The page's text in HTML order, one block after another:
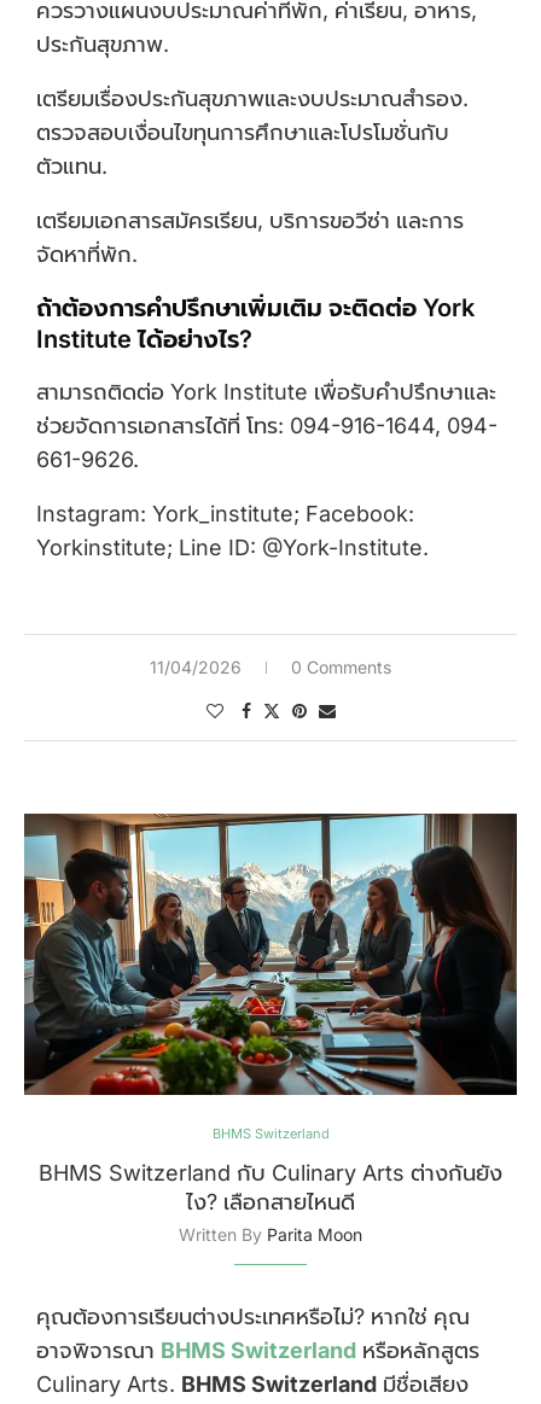
ควรวางแผนงบประมาณค่าที่พัก, ค่าเรียน, อาหาร,
ประกันสุขภาพ.
เตรียมเรื่องประกันสุขภาพและงบประมาณสำรอง.
ตรวจสอบเงื่อนไขทุนการศึกษาและโปรโมชั่นกับ
ตัวแทน.
เตรียมเอกสารสมัครเรียน, บริการขอวีซ่า และการ
จัดหาที่พัก.
ถ้าต้องการคำปรึกษาเพิ่มเติม จะติดต่อ York
Institute ได้อย่างไร?
สามารถติดต่อ York Institute เพื่อรับคำปรึกษาและ
ช่วยจัดการเอกสารได้ที่ โทร: 094-916-1644, 094-
661-9626.
Instagram: York_institute; Facebook:
Yorkinstitute; Line ID: @York-Institute.
11/04/2026 0 Comments
BHMS Switzerland
BHMS Switzerland กับ Culinary Arts ต่างกันยัง
ไง? เลือกสายไหนดี
Written By Parita Moon
คุณต้องการเรียนต่างประเทศหรือไม่? หากใช่ คุณ
อาจพิจารณา BHMS Switzerland หรือหลักสูตร
Culinary Arts. BHMS Switzerland มีชื่อเสียง